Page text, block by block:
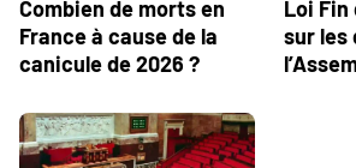
Combien de morts en
France à cause de la
canicule de 2026 ?
Loi Fin
sur les